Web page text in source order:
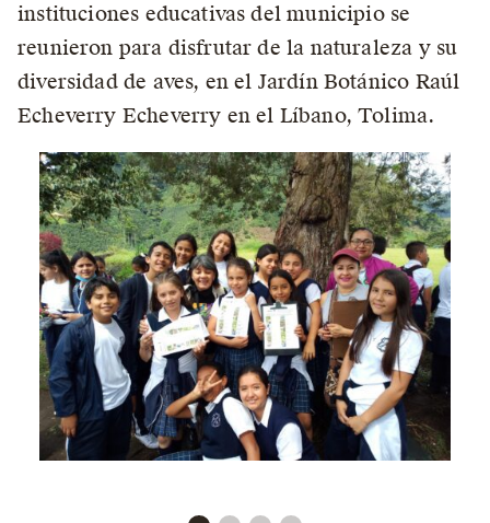
instituciones educativas del municipio se
reunieron para disfrutar de la naturaleza y su
diversidad de aves, en el Jardín Botánico Raúl
Echeverry Echeverry en el Líbano, Tolima.